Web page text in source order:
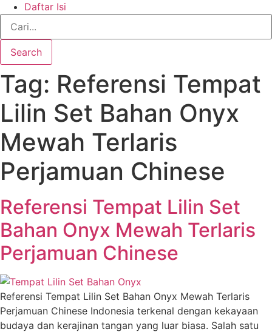
Daftar Isi
Search
Tag: Referensi Tempat
Lilin Set Bahan Onyx
Mewah Terlaris
Perjamuan Chinese
Referensi Tempat Lilin Set
Bahan Onyx Mewah Terlaris
Perjamuan Chinese
Referensi Tempat Lilin Set Bahan Onyx Mewah Terlaris
Perjamuan Chinese Indonesia terkenal dengan kekayaan
budaya dan kerajinan tangan yang luar biasa. Salah satu